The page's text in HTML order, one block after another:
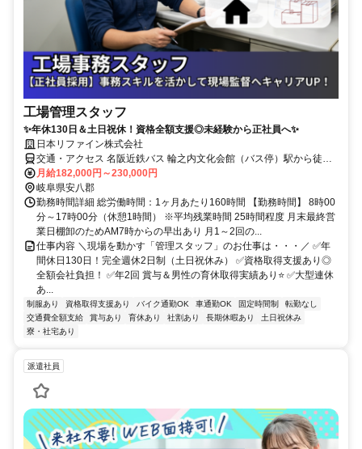
工場管理スタッフ
✨年休130日＆土日祝休！資格全額支援◎未経験から正社員へ✨
日本リファイン株式会社
交通・アクセス 名阪近鉄バス 輪之内文化会館（バス停）駅から徒歩
10分 マイカー通勤OK（無料駐車場あり） 《 地元からの通勤に便利
な好立地！ 》 安八郡（輪之内町・安八町）にお住まいの方、 大垣
市、羽島市、海津市、養老町、瑞穂市などからも車でスムーズに通え
ます。 渋滞を避けたルート選びもしやすく、西濃・岐阜エリア全域
から通勤可能な立地です！
月給182,000円～230,000円
岐阜県安八郡
勤務時間詳細 総労働時間：1ヶ月あたり160時間 【勤務時間】 8時00
分～17時00分（休憩1時間） ※平均残業時間 25時間程度 月末最終営
業日棚卸のためAM7時からの早出あり 月1～2回の...
仕事内容 ＼現場を動かす「管理スタッフ」のお仕事は・・・／ ✅年
間休日130日！完全週休2日制（土日祝休み） ✅資格取得支援あり◎
全額会社負担！ ✅年2回 賞与＆男性の育休取得実績あり⭐ ✅大型連休
あ...
制服あり 資格取得支援あり バイク通勤OK 車通勤OK 固定時間制
転勤なし
交通費全額支給
賞与あり 育休あり 社割あり 長期休暇あり
土日祝休み
寮・社宅あり
派遣社員